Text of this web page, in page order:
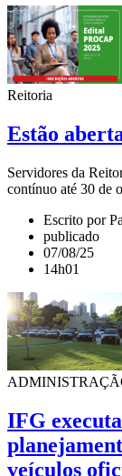
Reitoria
Estão
Servidores da
contínuo até 30 de
Escrito por
publicado
07/08/25
14h01
IFG
veículos